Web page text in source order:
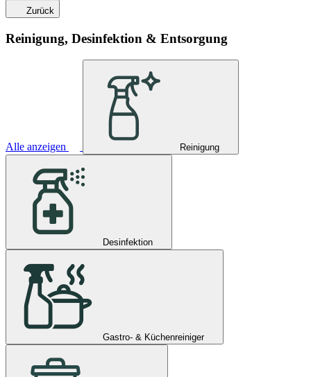
Zurück
Reinigung, Desinfektion & Entsorgung
Alle anzeigen Reinigung
Desinfektion
Gastro- & Küchenreiniger